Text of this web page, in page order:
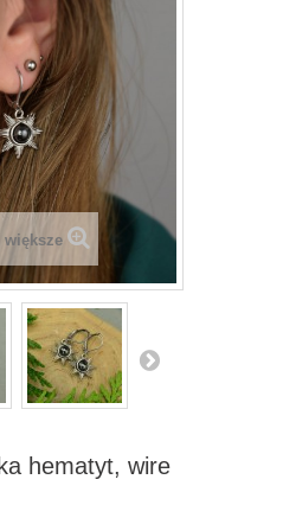
większe
hematyt, wire